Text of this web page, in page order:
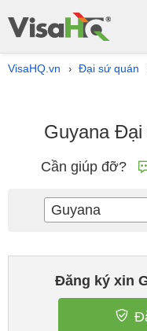
VisaHQ.vn › Đại sứ quán
Guyana
Cần giúp đỡ?
Đăng ký xin
Guyana